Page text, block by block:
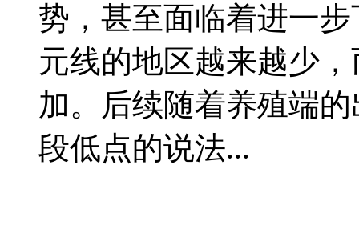
势，甚至面临着进一
元线的地区越来越少
加。后续随着养殖端
段低点的说法...